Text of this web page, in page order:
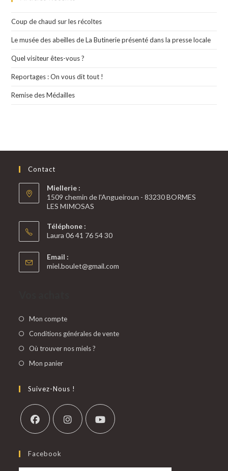
Coup de chaud sur les récoltes
Le musée des abeilles de La Butinerie présenté dans la presse locale
Quel visiteur êtes-vous ?
Reportages : On vous dit tout !
Remise des Médailles
Contact
Miellerie :
1509 chemin de l'Angueiroun - 83230 BORMES
LES MIMOSAS
Téléphone :
Laura 06 41 76 54 30
Email :
miel.boulet@gmail.com
Mon compte
Conditions générales de vente
Où trouver nos miels ?
Mon panier
Suivez-Nous !
Facebook